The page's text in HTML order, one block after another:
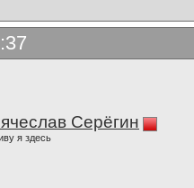
Серёгин
я здесь